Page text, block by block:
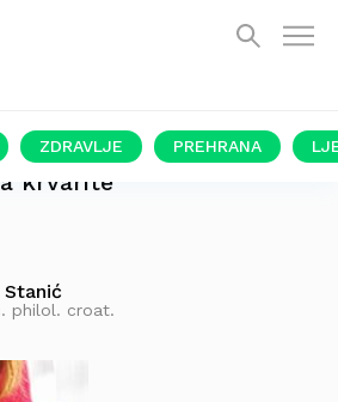
ZDRAVLJE PREHRANA
krvarite
philol. croat.